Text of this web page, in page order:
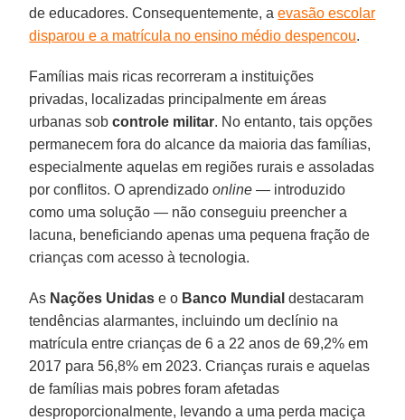
de educadores. Consequentemente, aevasão escolar
disparou e a matrícula no ensino médio despencou.
Famílias mais ricas recorreram a instituições
privadas, localizadas principalmente em áreas
urbanas sobcontrole militar. No entanto, tais opções
permanecem fora do alcance da maioria das famílias,
especialmente aquelas em regiões rurais e assoladas
por conflitos. O aprendizadoonline — introduzido
como uma solução — não conseguiu preencher a
lacuna, beneficiando apenas uma pequena fração de
crianças com acesso à tecnologia.
As Nações Unidas e o Banco Mundial destacaram
tendências alarmantes, incluindo um declínio na
matrícula entre crianças de 6 a 22 anos de 69,2% em
2017 para 56,8% em 2023. Crianças rurais e aquelas
de famílias mais pobres foram afetadas
desproporcionalmente, levando a uma perda maciça